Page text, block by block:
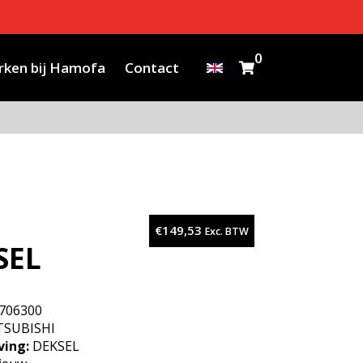
bij Hamofa Contact
0
€149,53 Exc. BTW
DEKSEL